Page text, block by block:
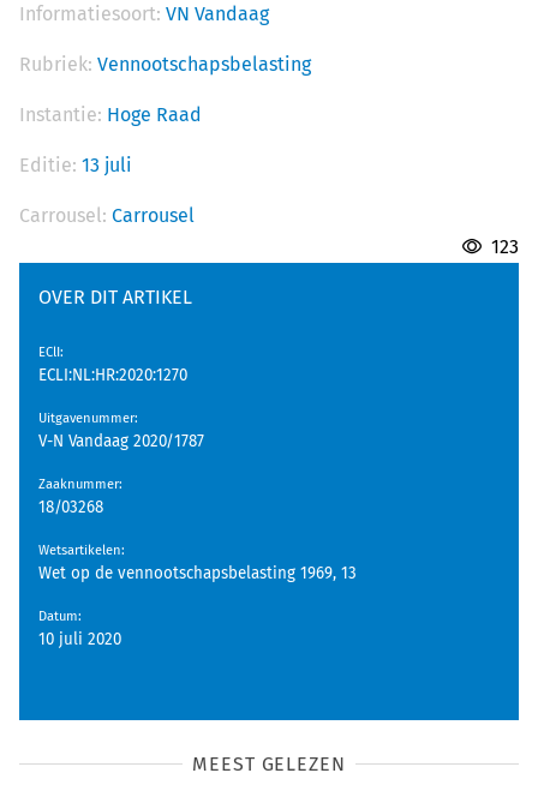
Informatiesoort: VN Vandaag
Rubriek: Vennootschapsbelasting
Instantie: Hoge Raad
Editie: 13 juli
Carrousel: Carrousel
123
OVER DIT ARTIKEL
EClI:
ECLI:NL:HR:2020:1270
Uitgavenummer:
V-N Vandaag 2020/1787
Zaaknummer:
18/03268
Wetsartikelen:
Wet op de vennootschapsbelasting 1969, 13
Datum:
10 juli 2020
MEEST GELEZEN